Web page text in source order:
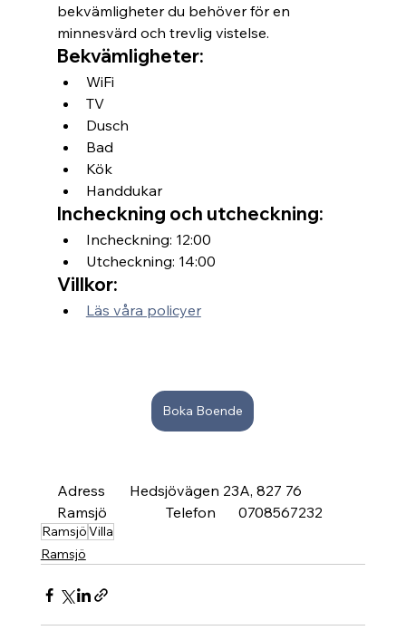
bekvämligheter du behöver för en
minnesvärd och trevlig vistelse.
Bekvämligheter:
WiFi
TV
Dusch
Bad
Kök
Handdukar
Incheckning och utcheckning:
Incheckning: 12:00
Utcheckning: 14:00
Villkor:
Läs våra policyer
Boka Boende
Adress	Hedsjövägen 23A, 827 76
Ramsjö		Telefon	0708567232
RamsjöVilla
Ramsjö